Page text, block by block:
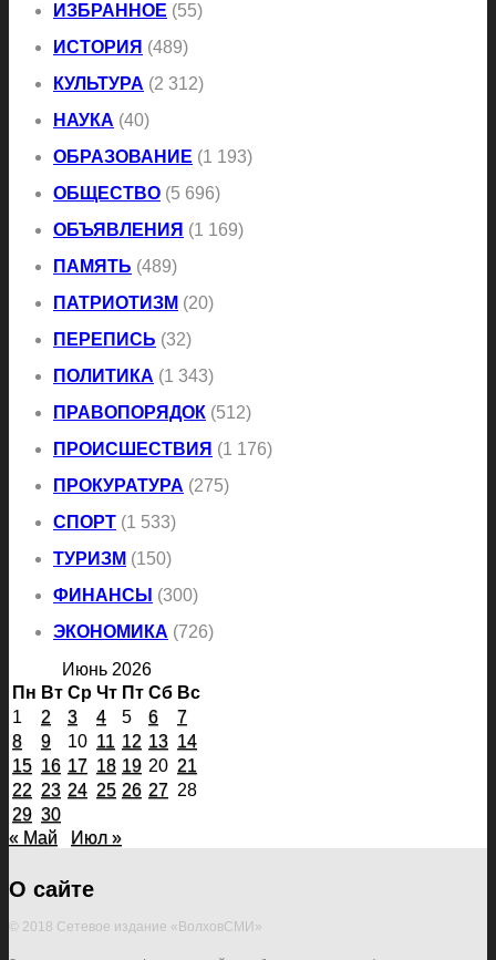
ИЗБРАННОЕ (55)
ИСТОРИЯ (489)
КУЛЬТУРА (2 312)
НАУКА (40)
ОБРАЗОВАНИЕ (1 193)
ОБЩЕСТВО (5 696)
ОБЪЯВЛЕНИЯ (1 169)
ПАМЯТЬ (489)
ПАТРИОТИЗМ (20)
ПЕРЕПИСЬ (32)
ПОЛИТИКА (1 343)
ПРАВОПОРЯДОК (512)
ПРОИСШЕСТВИЯ (1 176)
ПРОКУРАТУРА (275)
СПОРТ (1 533)
ТУРИЗМ (150)
ФИНАНСЫ (300)
ЭКОНОМИКА (726)
Июнь 2026
Пн Вт Ср Чт Пт Сб Вс
1
2 3 4 5 6
7
8
9 10 11 12 13 14
15 16 17 18 19 20 21
22 23 24 25 26 27 28
29 30
« Май
Июл »
О сайте
© 2018 Сетевое издание «ВолховСМИ»